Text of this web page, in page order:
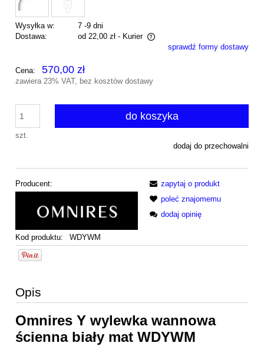
Wysyłka w:
7 -9 dni
Dostawa:
od 22,00 zł - Kurier
Cena nie zawiera ewentualnych kosztów płatnościsprawdź formy dostawy
Cena: 570,00 zł
zawiera 23% VAT, bez kosztów dostawy
szt.
do koszyka
dodaj do przechowalni
Producent:
Kod produktu: WDYWM
zapytaj o produkt
poleć znajomemu
dodaj opinię
Opis
Omnires Y wylewka wannowa
ścienna biały mat WDYWM